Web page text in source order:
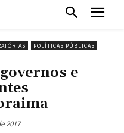
POLÍTICAS PÚBLICAS
e
2017